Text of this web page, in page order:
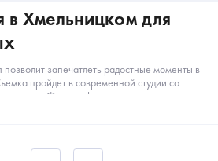
в Хмельницком для
запечатлеть радостные моменты в
пройдет в современной студии со
зонами. Фотограф п...